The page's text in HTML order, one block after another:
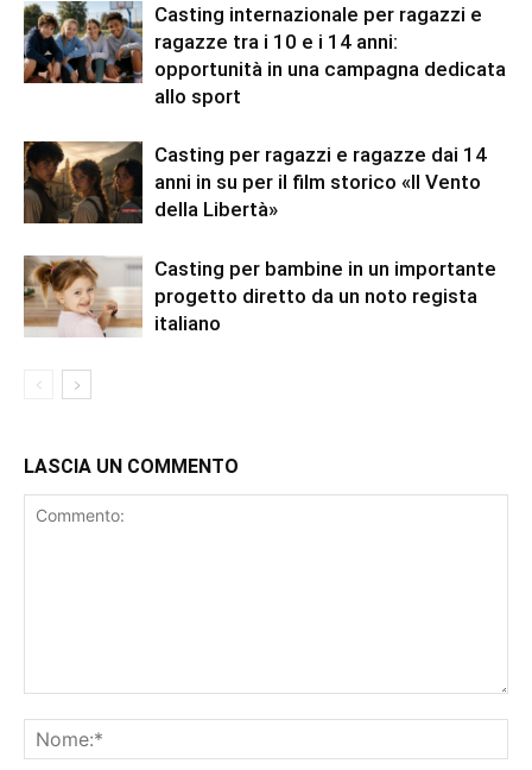
Casting internazionale per ragazzi e
ragazze tra i 10 e i 14 anni:
opportunità in una campagna dedicata
allo sport
Casting per ragazzi e ragazze dai 14
anni in su per il film storico «Il Vento
della Libertà»
Casting per bambine in un importante
progetto diretto da un noto regista
italiano
LASCIA UN COMMENTO